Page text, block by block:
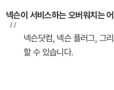
넥슨이 서비스하는 오버워치는
“
넥슨닷컴, 넥슨 플러그, 그
할 수 있습니다.